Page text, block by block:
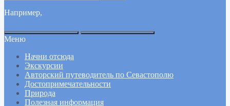
Например,
Меню
Начни отсюда
Экскурсии
Авторский путеводитель по Севастополю
Достопримечательности
Природа
Полезная информация